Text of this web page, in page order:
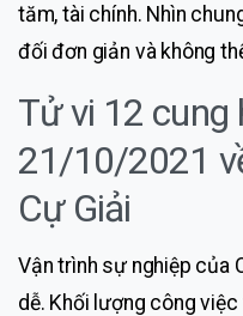
tăm, tài chính. Nhìn
đối đơn giản và không
Tử vi 12 cung
21/10/2021
Cự Giải
Vận trình sự nghiệp của
dễ. Khối lượng công